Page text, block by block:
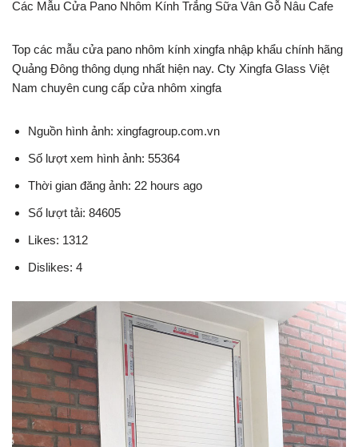
Các Mẫu Cửa Pano Nhôm Kính Trắng Sữa Vân Gỗ Nâu Cafe
Top các mẫu cửa pano nhôm kính xingfa nhập khẩu chính hãng
Quảng Đông thông dụng nhất hiện nay. Cty Xingfa Glass Việt
Nam chuyên cung cấp cửa nhôm xingfa
Nguồn hình ảnh: xingfagroup.com.vn
Số lượt xem hình ảnh: 55364
Thời gian đăng ảnh: 22 hours ago
Số lượt tải: 84605
Likes: 1312
Dislikes: 4